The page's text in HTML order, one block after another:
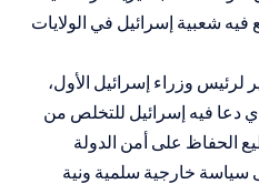
شعبية إسرائيل في الولايات
لرئيس وزراء إسرائيل الأول،
غوريون، عام 1951، الذي دعا فيه إسرائيل للتخلص من
الحفاظ على أمن الدولة
سياسة خارجية سلمية ونية